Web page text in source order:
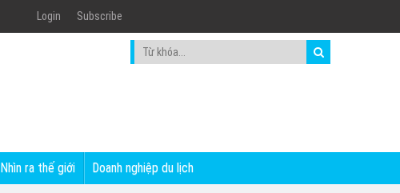
Login Subscribe
Nhìn ra thế giới Doanh nghiệp du lịch